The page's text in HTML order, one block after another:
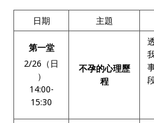
日期 主題
第一堂
2/26（日
）
14:00-
15:30
不孕的心理歷
程